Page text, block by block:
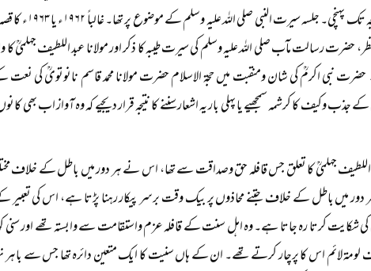
داری کے خوشگوار
حضرت رسالت مآب صلی اللہ علیہ وسلم کی سیرت طیبہ کا ذکر اور مولانا عبد اللطیف جہلمیؒ
نبی اکرمؒ کی شان ومنقبت میں حجۃ الاسلام حضرت مولانا محمد قاسم نانوتویؒ کی
کا کرشمہ سمجھیے یا پہلی بار یہ اشعار سننے کا نتیجہ قرار دیجیے کہ وہ آواز اب بھی
جہلمیؒ کا تعلق جس قافلہ حق وصداقت سے تھا، اس نے ہر دور میں باطل کے خلاف
دور میں باطل کے خلاف جتنے محاذوں پر بیک وقت برسر پیکار رہنا پڑتا ہے، اس کی تعبیر
کی شکایت کرتا رہ جاتا ہے۔ وہ اہل سنت کے قافلہ عزم واستقامت سے وابستہ تھے اور سنی
لائم اس کا پرچار کرتے تھے۔ ان کے ہاں سنیت کا ایک متعین دائرہ تھا جس سے باہر